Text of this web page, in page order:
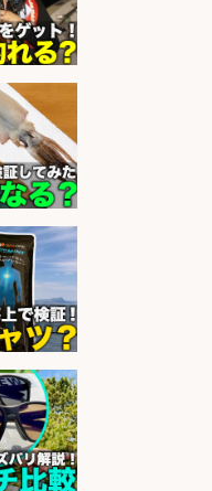
の機
トナ
ボックス
作業
し/
で
日市
ボックス
の
作